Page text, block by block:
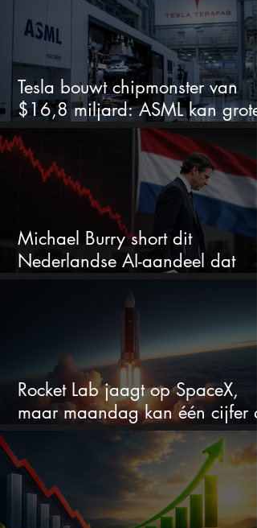
Tesla bouwt chipmonster van
$16,8 miljard: ASML kan grote
winnaar worden
Michael Burry short dit
Nederlandse AI-aandeel dat
Rocket Lab jaagt op SpaceX,
maar maandag kan één cijfer
droom doorprikken?